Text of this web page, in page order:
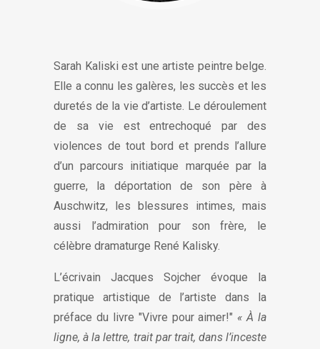
Sarah Kaliski est une artiste peintre belge.
Elle a connu les galères, les succès et les
duretés de la vie d’artiste. Le déroulement
de sa vie est entrechoqué par des
violences de tout bord et prends l’allure
d’un parcours initiatique marquée par la
guerre, la déportation de son père à
Auschwitz, les blessures intimes, mais
aussi l’admiration pour son frère, le
célèbre dramaturge René Kalisky.
L’écrivain Jacques Sojcher évoque la
pratique artistique de l’artiste dans la
préface du livre "Vivre pour aimer!" « À la
ligne, à la lettre, trait par trait, dans l’inceste